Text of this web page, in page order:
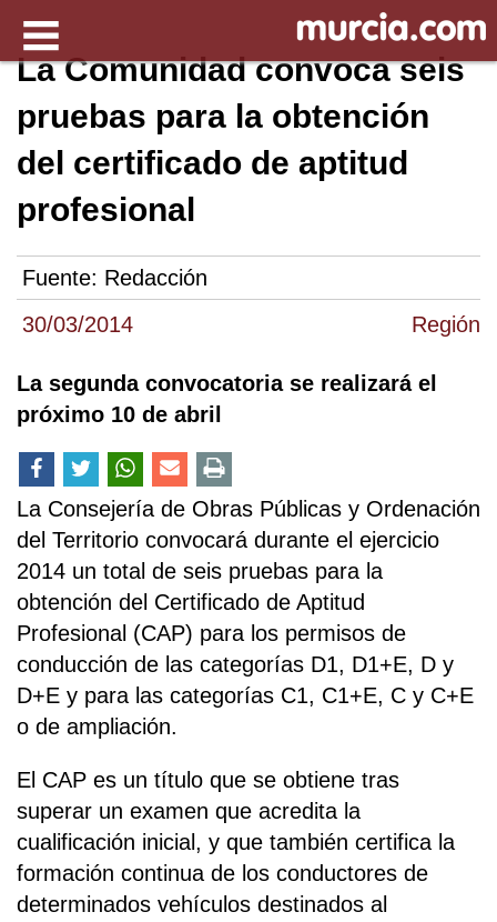
30/03/2014 Región
La Comunidad convoca seis
pruebas para la obtención
del certificado de aptitud
profesional
Fuente: Redacción
La segunda convocatoria se realizará el
próximo 10 de abril
La Consejería de Obras Públicas y Ordenación
del Territorio convocará durante el ejercicio
2014 un total de seis pruebas para la
obtención del Certificado de Aptitud
Profesional (CAP) para los permisos de
conducción de las categorías D1, D1+E, D y
D+E y para las categorías C1, C1+E, C y C+E
o de ampliación.
El CAP es un título que se obtiene tras
superar un examen que acredita la
cualificación inicial, y que también certifica la
formación continua de los conductores de
determinados vehículos destinados al